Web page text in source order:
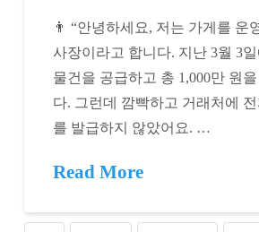
👨 “안녕하세요, 저는 가게를 운
사장이라고 합니다. 지난 3월 3일
물건을 공급하고 총 1,000만 원
다. 그런데 깜빡하고 거래처에
를 발급하지 않았어요. …
Read More